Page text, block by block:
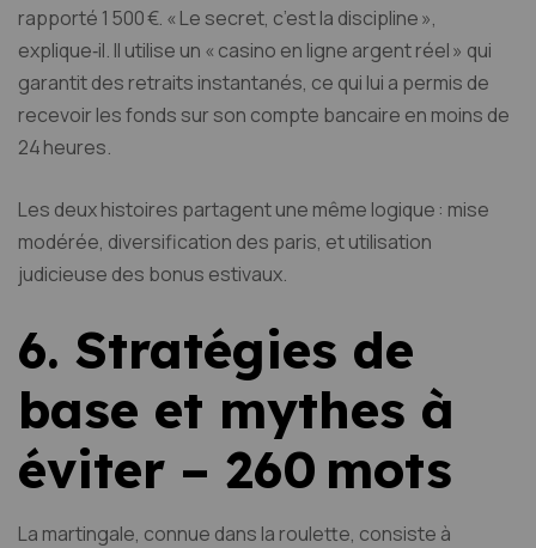
rapporté 1 500 €. « Le secret, c’est la discipline »,
explique‑il. Il utilise un « casino en ligne argent réel » qui
garantit des retraits instantanés, ce qui lui a permis de
recevoir les fonds sur son compte bancaire en moins de
24 heures.
Les deux histoires partagent une même logique : mise
modérée, diversification des paris, et utilisation
judicieuse des bonus estivaux.
6. Stratégies de
base et mythes à
éviter – 260 mots
La martingale, connue dans la roulette, consiste à